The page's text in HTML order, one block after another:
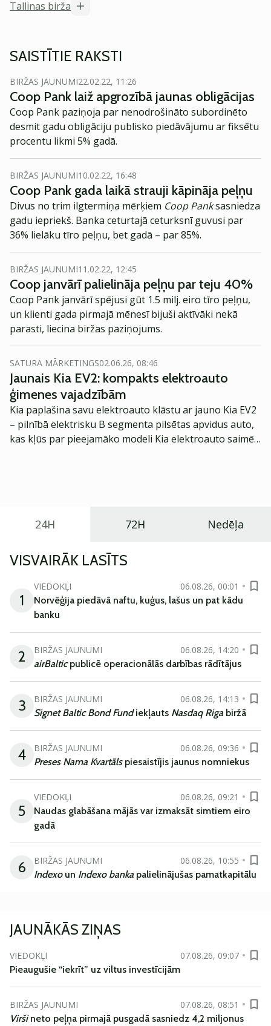
Tallinas birža
SAISTĪTIE RAKSTI
BIRŽAS JAUNUMI22.02.22, 11:26
Coop Pank laiž apgrozībā jaunas obligācijas
Coop Pank paziņoja par nenodrošināto subordinēto
desmit gadu obligāciju publisko piedāvājumu ar fiksētu
procentu likmi 5% gadā.
BIRŽAS JAUNUMI10.02.22, 16:48
Coop Pank gada laikā strauji kāpināja peļņu
Divus no trim ilgtermiņa mērķiem Coop Panksasniedza
gadu iepriekš. Banka ceturtajā ceturksnī guvusi par
36% lielāku tīro peļņu, bet gadā – par 85%.
BIRŽAS JAUNUMI11.02.22, 12:45
Coop janvārī palielināja peļņu par teju 40%
Coop Pank janvārī spējusi gūt 1.5 milj. eiro tīro peļņu,
un klienti gada pirmajā mēnesī bijuši aktīvāki nekā
parasti, liecina biržas paziņojums.
SATURA MĀRKETINGS02.06.26, 08:46
Jaunais Kia EV2: kompakts elektroauto
ģimenes vajadzībām
Kia paplašina savu elektroauto klāstu ar jauno Kia EV2
– pilnībā elektrisku B segmenta pilsētas apvidus auto,
kas kļūs par pieejamāko modeli Kia elektroauto saimē
24H 72H Nedēļa
VISVAIRĀK LASĪTS
1
VIEDOKĻI
06.08.26, 00:01
Norvēģija piedāvā naftu, kuģus, lašus un pat kādu
banku
2 BIRŽAS JAUNUMI
06.08.26, 14:20
airBalticpublicē operacionālās darbības rādītājus
3 BIRŽAS JAUNUMI
06.08.26, 14:13
Signet Baltic Bond Fundiekļauts Nasdaq Riga biržā
4 BIRŽAS JAUNUMI
06.08.26, 09:36
Preses Nama Kvartāls piesaistījis jaunus nomniekus
5
VIEDOKĻI
06.08.26, 09:21
Naudas glabāšana mājās var izmaksāt simtiem eiro
gadā
6 BIRŽAS JAUNUMI
06.08.26, 10:55
Indexoun Indexo banka palielinājušas pamatkapitālu
JAUNĀKĀS ZIŅAS
VIEDOKĻI
07.08.26, 09:07
Pieaugušie “iekrīt” uz viltus investīcijām
BIRŽAS JAUNUMI
07.08.26, 08:51
Viršineto peļņa pirmajā pusgadā sasniedz 4,2 miljonus